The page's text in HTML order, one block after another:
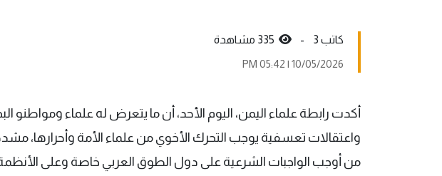
كاتب 3 -
10/05/2026 | 05:42 PM
أكدت رابطة علماء اليمن، اليوم الأحد، أن ما يتعرض له علماء
واعتقالات تعسفية يوجب التحرك الأخوي من علماء الأمة وأحرارها،
من أوجب الواجبات الشرعية على دول الطوق العربي خاصة وعلى